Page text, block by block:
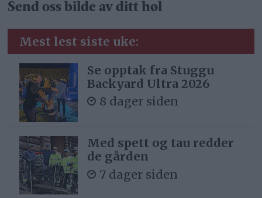
Send oss bilde av ditt høl
Mest lest siste uke:
Se opptak fra Stuggu
Backyard Ultra 2026
8 dager siden
Med spett og tau redder
de gården
7 dager siden